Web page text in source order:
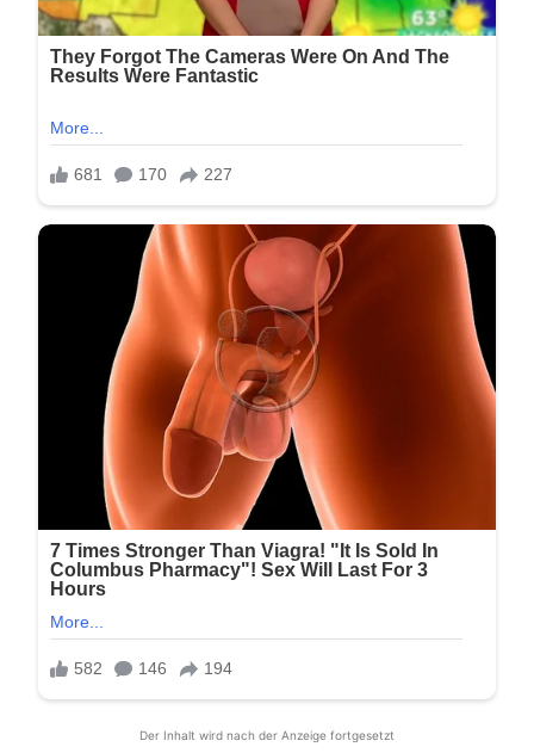
Der Inhalt wird nach der Anzeige fortgesetzt